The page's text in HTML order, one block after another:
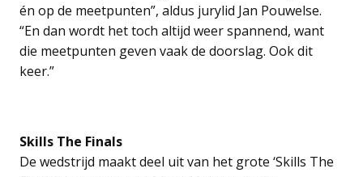
én op de meetpunten”, aldus jurylid Jan Pouwelse.
“En dan wordt het toch altijd weer spannend, want
die meetpunten geven vaak de doorslag. Ook dit
keer.”
Skills The Finals
De wedstrijd maakt deel uit van het grote ‘Skills The